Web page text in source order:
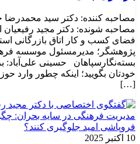
مصاحبه کننده: دکتر سید
مصاحبه شونده: دکتر مجید
فضای کسب و کار اتاق بازرگانی
پژوهشگر؛ ‌مدیرمسئول موسسه
بسته‌نگارسپاهان حسینی علی‌آباد:
خودتان بگویید؛ اینکه چطور وارد
[…]
10 اکتبر 2025